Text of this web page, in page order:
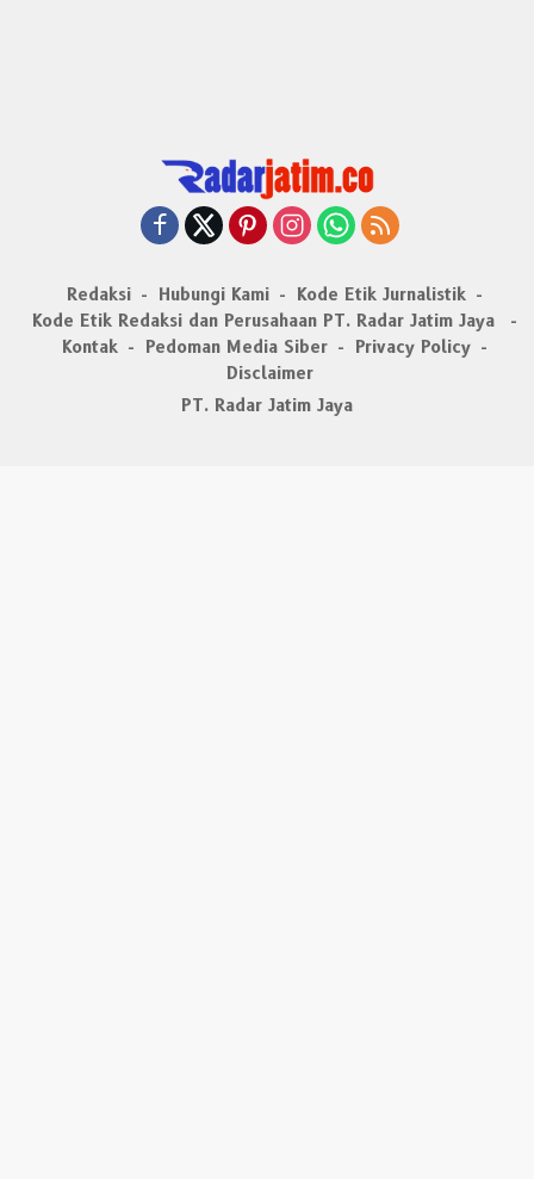
Redaksi Hubungi Kami
Kode Etik Jurnalistik
Kode Etik Redaksi dan Perusahaan PT. Radar Jatim Jaya
Kontak
Pedoman Media Siber
Privacy Policy
Disclaimer
PT. Radar Jatim Jaya